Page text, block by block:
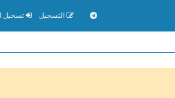
التسجيل تسجيل